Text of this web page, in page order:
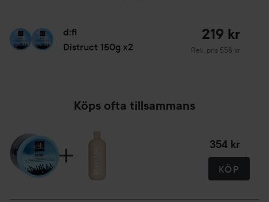
d:fi
Distruct 150g x2
219 kr
Rek. pris 558 kr
Rekommenderat pris
Köps ofta tillsammans
354 kr
KÖP